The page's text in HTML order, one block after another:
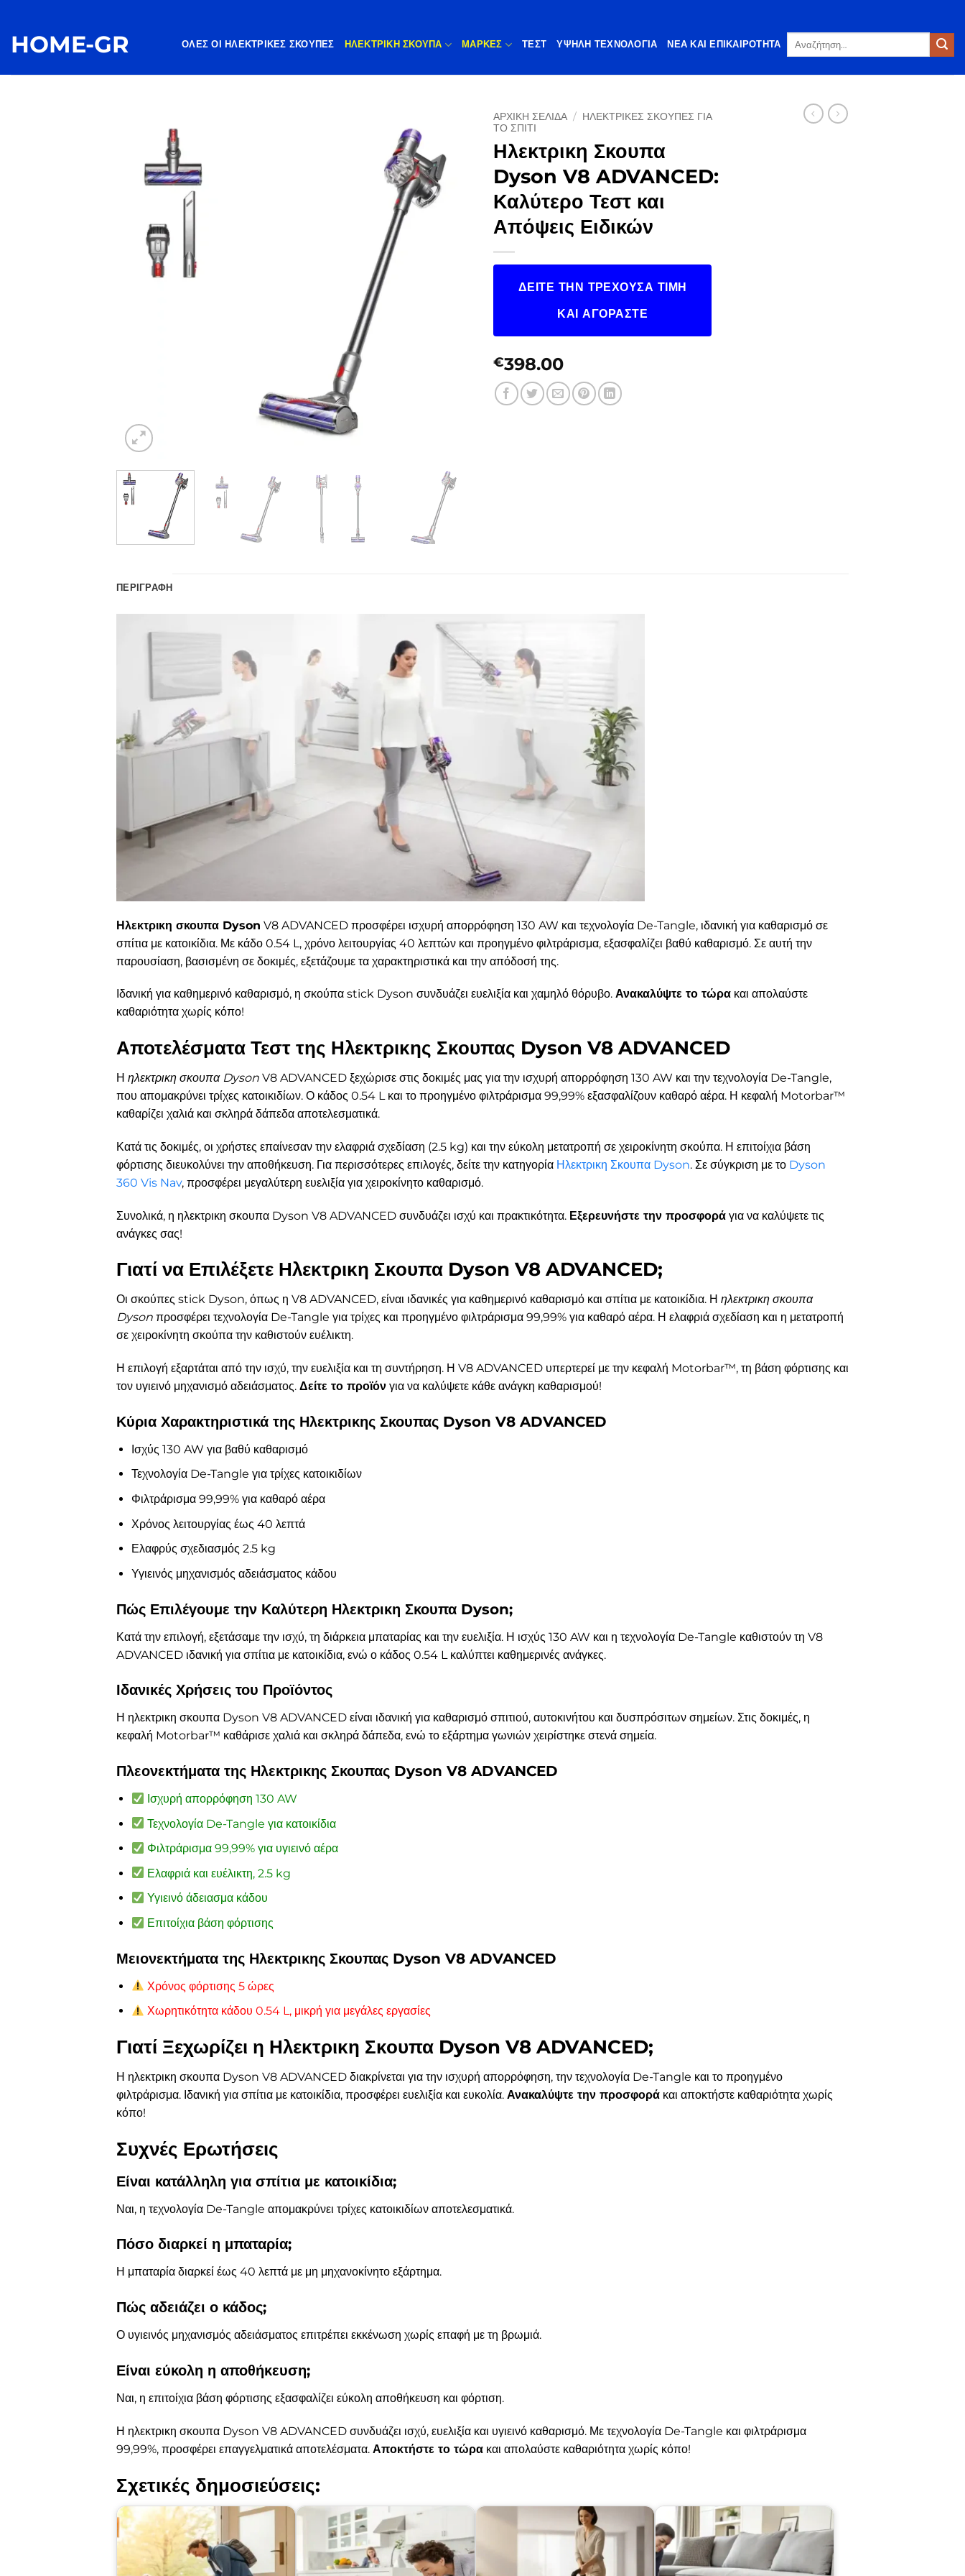
περιεχόμενο
HOME-GR ΌΛΕΣ ΟΙ ΗΛΕΚΤΡΙΚΈΣ ΣΚΟΎΠΕΣ ΗΛΕΚΤΡΙΚΗ ΣΚΟΥΠΑ ΜΆΡΚΕΣ ΤΕΣΤ ΥΨΗΛΉ ΤΕΧΝΟΛΟΓΊΑ ΝΈΑ ΚΑΙ ΕΠΙΚΑΙΡΌΤΗΤΑ
Αναζήτηση
ΑΡΧΙΚΉ ΣΕΛΊΔΑ / ΗΛΕΚΤΡΙΚΈΣ ΣΚΟΎΠΕΣ ΓΙΑ
ΤΟ ΣΠΊΤΙ
Ηλεκτρικη Σκουπα
Dyson V8 ADVANCED:
Καλύτερο Τεστ και
Απόψεις Ειδικών
ΔΕΊΤΕ ΤΗΝ ΤΡΈΧΟΥΣΑ ΤΙΜΉ
ΚΑΙ ΑΓΟΡΆΣΤΕ
€398.00
ΠΕΡΙΓΡΑΦΉ
Ηλεκτρικη σκουπα Dyson V8 ADVANCED προσφέρει ισχυρή απορρόφηση 130 AW και τεχνολογία De-Tangle, ιδανική για καθαρισμό σε
σπίτια με κατοικίδια. Με κάδο 0.54 L, χρόνο λειτουργίας 40 λεπτών και προηγμένο φιλτράρισμα, εξασφαλίζει βαθύ καθαρισμό. Σε αυτή την
παρουσίαση, βασισμένη σε δοκιμές, εξετάζουμε τα χαρακτηριστικά και την απόδοσή της.
Ιδανική για καθημερινό καθαρισμό, η σκούπα stick Dyson συνδυάζει ευελιξία και χαμηλό θόρυβο. Ανακαλύψτε το τώρα και απολαύστε
καθαριότητα χωρίς κόπο!
Αποτελέσματα Τεστ της Ηλεκτρικης Σκουπας Dyson V8 ADVANCED
Η ηλεκτρικη σκουπα Dyson V8 ADVANCED ξεχώρισε στις δοκιμές μας για την ισχυρή απορρόφηση 130 AW και την τεχνολογία De-Tangle,
που απομακρύνει τρίχες κατοικιδίων. Ο κάδος 0.54 L και το προηγμένο φιλτράρισμα 99,99% εξασφαλίζουν καθαρό αέρα. Η κεφαλή Motorbar™
καθαρίζει χαλιά και σκληρά δάπεδα αποτελεσματικά.
Κατά τις δοκιμές, οι χρήστες επαίνεσαν την ελαφριά σχεδίαση (2.5 kg) και την εύκολη μετατροπή σε χειροκίνητη σκούπα. Η επιτοίχια βάση
φόρτισης διευκολύνει την αποθήκευση. Για περισσότερες επιλογές, δείτε την κατηγορία Ηλεκτρικη Σκουπα Dyson. Σε σύγκριση με το Dyson
360 Vis Nav, προσφέρει μεγαλύτερη ευελιξία για χειροκίνητο καθαρισμό.
Συνολικά, η ηλεκτρικη σκουπα Dyson V8 ADVANCED συνδυάζει ισχύ και πρακτικότητα. Εξερευνήστε την προσφορά για να καλύψετε τις
ανάγκες σας!
Γιατί να Επιλέξετε Ηλεκτρικη Σκουπα Dyson V8 ADVANCED;
Οι σκούπες stick Dyson, όπως η V8 ADVANCED, είναι ιδανικές για καθημερινό καθαρισμό και σπίτια με κατοικίδια. Η ηλεκτρικη σκουπα
Dyson προσφέρει τεχνολογία De-Tangle για τρίχες και προηγμένο φιλτράρισμα 99,99% για καθαρό αέρα. Η ελαφριά σχεδίαση και η μετατροπή
σε χειροκίνητη σκούπα την καθιστούν ευέλικτη.
Η επιλογή εξαρτάται από την ισχύ, την ευελιξία και τη συντήρηση. Η V8 ADVANCED υπερτερεί με την κεφαλή Motorbar™, τη βάση φόρτισης και
τον υγιεινό μηχανισμό αδειάσματος. Δείτε το προϊόν για να καλύψετε κάθε ανάγκη καθαρισμού!
Κύρια Χαρακτηριστικά της Ηλεκτρικης Σκουπας Dyson V8 ADVANCED
Ισχύς 130 AW για βαθύ καθαρισμό
Τεχνολογία De-Tangle για τρίχες κατοικιδίων
Φιλτράρισμα 99,99% για καθαρό αέρα
Χρόνος λειτουργίας έως 40 λεπτά
Ελαφρύς σχεδιασμός 2.5 kg
Υγιεινός μηχανισμός αδειάσματος κάδου
Πώς Επιλέγουμε την Καλύτερη Ηλεκτρικη Σκουπα Dyson;
Κατά την επιλογή, εξετάσαμε την ισχύ, τη διάρκεια μπαταρίας και την ευελιξία. Η ισχύς 130 AW και η τεχνολογία De-Tangle καθιστούν τη V8
ADVANCED ιδανική για σπίτια με κατοικίδια, ενώ ο κάδος 0.54 L καλύπτει καθημερινές ανάγκες.
Ιδανικές Χρήσεις του Προϊόντος
Η ηλεκτρικη σκουπα Dyson V8 ADVANCED είναι ιδανική για καθαρισμό σπιτιού, αυτοκινήτου και δυσπρόσιτων σημείων. Στις δοκιμές, η
κεφαλή Motorbar™ καθάρισε χαλιά και σκληρά δάπεδα, ενώ το εξάρτημα γωνιών χειρίστηκε στενά σημεία.
Πλεονεκτήματα της Ηλεκτρικης Σκουπας Dyson V8 ADVANCED
Ισχυρή απορρόφηση 130 AW
Τεχνολογία De-Tangle για κατοικίδια
Φιλτράρισμα 99,99% για υγιεινό αέρα
Ελαφριά και ευέλικτη, 2.5 kg
Υγιεινό άδειασμα κάδου
Επιτοίχια βάση φόρτισης
Μειονεκτήματα της Ηλεκτρικης Σκουπας Dyson V8 ADVANCED
Χρόνος φόρτισης 5 ώρες
Χωρητικότητα κάδου 0.54 L, μικρή για μεγάλες εργασίες
Γιατί Ξεχωρίζει η Ηλεκτρικη Σκουπα Dyson V8 ADVANCED;
Η ηλεκτρικη σκουπα Dyson V8 ADVANCED διακρίνεται για την ισχυρή απορρόφηση, την τεχνολογία De-Tangle και το προηγμένο
φιλτράρισμα. Ιδανική για σπίτια με κατοικίδια, προσφέρει ευελιξία και ευκολία. Ανακαλύψτε την προσφορά και αποκτήστε καθαριότητα χωρίς
κόπο!
Συχνές Ερωτήσεις
Είναι κατάλληλη για σπίτια με κατοικίδια;
Ναι, η τεχνολογία De-Tangle απομακρύνει τρίχες κατοικιδίων αποτελεσματικά.
Πόσο διαρκεί η μπαταρία;
Η μπαταρία διαρκεί έως 40 λεπτά με μη μηχανοκίνητο εξάρτημα.
Πώς αδειάζει ο κάδος;
Ο υγιεινός μηχανισμός αδειάσματος επιτρέπει εκκένωση χωρίς επαφή με τη βρωμιά.
Είναι εύκολη η αποθήκευση;
Ναι, η επιτοίχια βάση φόρτισης εξασφαλίζει εύκολη αποθήκευση και φόρτιση.
Η ηλεκτρικη σκουπα Dyson V8 ADVANCED συνδυάζει ισχύ, ευελιξία και υγιεινό καθαρισμό. Με τεχνολογία De-Tangle και φιλτράρισμα
99,99%, προσφέρει επαγγελματικά αποτελέσματα. Αποκτήστε το τώρα και απολαύστε καθαριότητα χωρίς κόπο!
Σχετικές δημοσιεύσεις: